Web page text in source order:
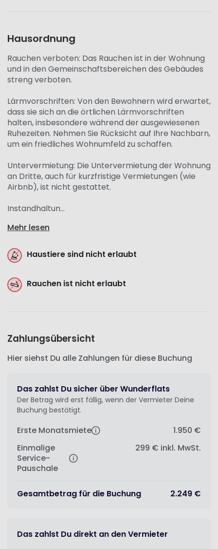
Hausordnung
Rauchen verboten: Das Rauchen ist in der Wohnung
und in den Gemeinschaftsbereichen des Gebäudes
streng verboten.
Lärmvorschriften: Von den Bewohnern wird erwartet,
dass sie sich an die örtlichen Lärmvorschriften
halten, insbesondere während der ausgewiesenen
Ruhezeiten. Nehmen Sie Rücksicht auf Ihre Nachbarn,
um ein friedliches Wohnumfeld zu schaffen.
Untervermietung: Die Untervermietung der Wohnung
an Dritte, auch für kurzfristige Vermietungen (wie
Airbnb), ist nicht gestattet.
Instandhaltun...
Mehr lesen
Haustiere sind nicht erlaubt
Rauchen ist nicht erlaubt
Zahlungsübersicht
Hier siehst Du alle Zahlungen für diese Buchung
Das zahlst Du sicher über Wunderflats
Der Betrag wird erst fällig, wenn der Vermieter Deine
Buchung bestätigt.
Erste Monatsmiete
1.950 €
Einmalige
Service-
Pauschale
299 € inkl. MwSt.
Gesamtbetrag für die Buchung 2.249 €
Das zahlst Du direkt an den Vermieter